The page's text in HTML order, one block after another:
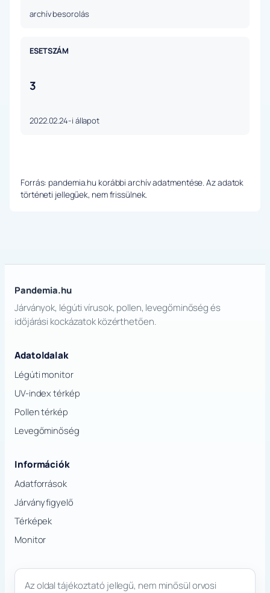
archív besorolás
ESETSZÁM
3
2022.02.24-i állapot
Forrás: pandemia.hu korábbi archív adatmentése. Az adatok
történeti jellegűek, nem frissülnek.
Pandemia.hu
Járványok, légúti vírusok, pollen, levegőminőség és
időjárási kockázatok közérthetően.
Adatoldalak
Légúti monitor
UV-index térkép
Pollen térkép
Levegőminőség
Információk
Adatforrások
Járványfigyelő
Térképek
Monitor
Az oldal tájékoztató jellegű, nem minősül orvosi